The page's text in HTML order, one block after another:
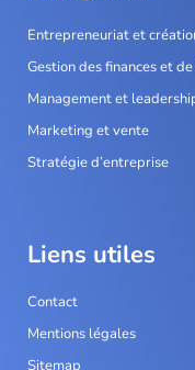
Entrepreneuriat et
Gestion des finances et
Management et
Marketing et vente
Stratégie d’entreprise
Liens utiles
Contact
Mentions légales
Sitemap